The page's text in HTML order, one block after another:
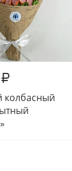
₽
колбасный